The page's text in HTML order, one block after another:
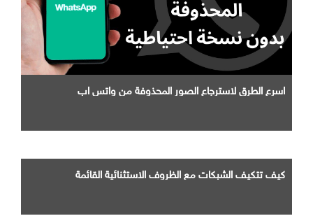
اسرع الطرق لاسترجاع الصور المحذوفة من واتس اب
كيف تتكيف الشبكات مع الظروف الاستثنائية القائمة